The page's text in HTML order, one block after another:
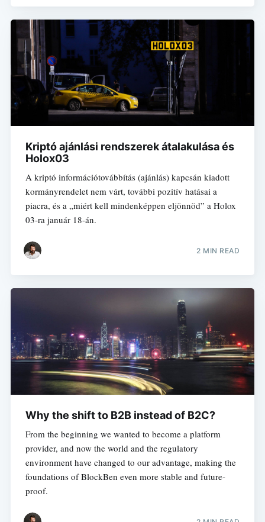
Kriptó ajánlási rendszerek átalakulása és
Holox03
A kriptó információtovábbítás (ajánlás) kapcsán kiadott
kormányrendelet nem várt, további pozitív hatásai a
piacra, és a „miért kell mindenképpen eljönnöd” a Holox
03-ra január 18-án.
2 MIN READ
Why the shift to B2B instead of B2C?
From the beginning we wanted to become a platform
provider, and now the world and the regulatory
environment have changed to our advantage, making the
foundations of BlockBen even more stable and future-
proof.